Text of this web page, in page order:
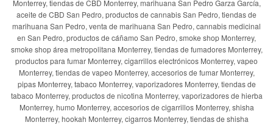
Monterrey, tiendas de CBD Monterrey, marihuana San Pedro Garza García,
aceite de CBD San Pedro, productos de cannabis San Pedro, tiendas de
marihuana San Pedro, venta de marihuana San Pedro, cannabis medicinal
en San Pedro, productos de cáñamo San Pedro, smoke shop Monterrey,
smoke shop área metropolitana Monterrey, tiendas de fumadores Monterrey,
productos para fumar Monterrey, cigarrillos electrónicos Monterrey, vapeo
Monterrey, tiendas de vapeo Monterrey, accesorios de fumar Monterrey,
pipas Monterrey, tabaco Monterrey, vaporizadores Monterrey, tiendas de
tabaco Monterrey, productos de nicotina Monterrey, vaporizadores de hierba
Monterrey, humo Monterrey, accesorios de cigarrillos Monterrey, shisha
Monterrey, hookah Monterrey, cigarros Monterrey, tiendas de shisha